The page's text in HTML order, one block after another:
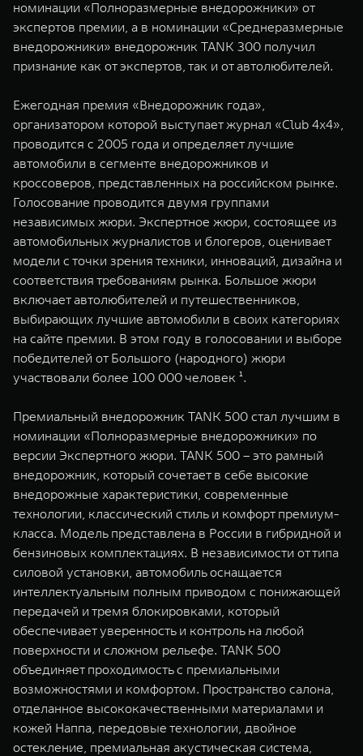
WEY 07
Расширяя границы комфорта
от 6 149 000 ₽
WEY 05
Эстетика
от 5 699
WEY 80
Масштаб возможностей
от 6 449 000 ₽
WEY 80
Масштаб
от 8 099
номинации «Полноразмерные внедорожники» от
экспертов премии, а в номинации «Среднеразмерные
внедорожники» внедорожник TANK 300 получил
признание как от экспертов, так и от автолюбителей.
Ежегодная премия «Внедорожник года»,
организатором которой выступает журнал «Club 4x4»,
проводится с 2005 года и определяет лучшие
автомобили в сегменте внедорожников и
кроссоверов, представленных на российском рынке.
Голосование проводится двумя группами
независимых жюри. Экспертное жюри, состоящее из
автомобильных журналистов и блогеров, оценивает
модели с точки зрения техники, инноваций, дизайна и
соответствия требованиям рынка. Большое жюри
включает автолюбителей и путешественников,
выбирающих лучшие автомобили в своих категориях
на сайте премии. В этом году в голосовании и выборе
победителей от Большого (народного) жюри
участвовали более 100 000 человек ¹.
Премиальный внедорожник TANK 500 стал лучшим в
номинации «Полноразмерные внедорожники» по
версии Экспертного жюри. TANK 500 – это рамный
внедорожник, который сочетает в себе высокие
внедорожные характеристики, современные
технологии, классический стиль и комфорт премиум-
класса. Модель представлена в России в гибридной и
бензиновых комплектациях. В независимости от типа
силовой установки, автомобиль оснащается
интеллектуальным полным приводом с понижающей
передачей и тремя блокировками, который
обеспечивает уверенность и контроль на любой
поверхности и сложном рельефе. TANK 500
объединяет проходимость с премиальными
возможностями и комфортом. Пространство салона,
отделанное высококачественными материалами и
кожей Наппа, передовые технологии, двойное
остекление, премиальная акустическая система,